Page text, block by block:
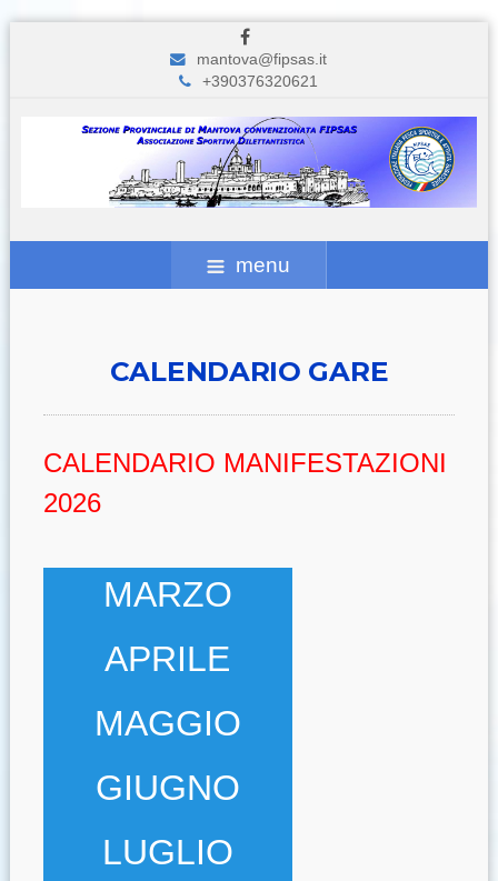
mantova@fipsas.it
+390376320621
menu
CALENDARIO GARE
CALENDARIO MANIFESTAZIONI
2026
MARZO
APRILE
MAGGIO
GIUGNO
LUGLIO